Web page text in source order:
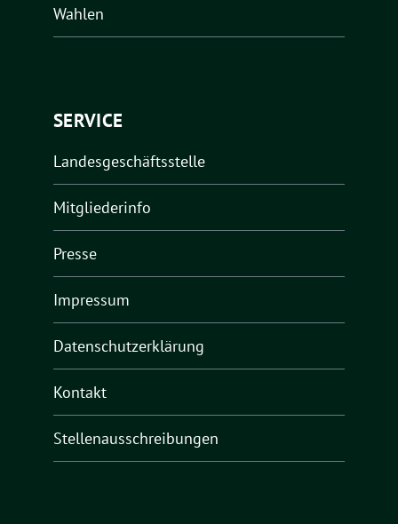
Wahlen
SERVICE
Landesgeschäftsstelle
Mitgliederinfo
Presse
Impressum
Datenschutzerklärung
Kontakt
Stellenausschreibungen